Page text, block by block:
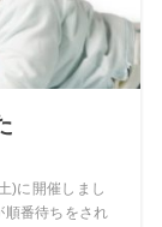
)に開催しまし
順番待ちをされ